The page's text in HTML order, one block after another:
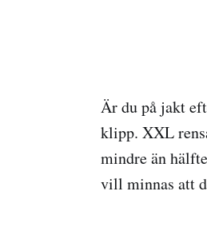
Är du på jakt
klipp. XXL
mindre än
vill minnas att